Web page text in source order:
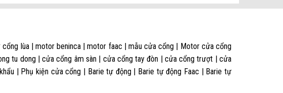
lùa | motor beninca | motor faac | mẫu cửa cổng | Motor cửa cổng
tu dong | cửa cổng âm sàn | cửa cổng tay đòn | cửa cổng trượt | cửa
| Phụ kiện cửa cổng | Barie tự động | Barie tự động Faac | Barie tự